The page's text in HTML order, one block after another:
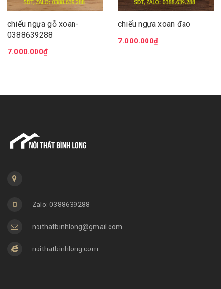
chiếu ngựa gỗ xoan-
0388639288
7.000.000₫
chiếu ngựa xoan đào
7.000.000₫
Zalo: 0388639288
noithatbinhlong@gmail.com
noithatbinhlong.com